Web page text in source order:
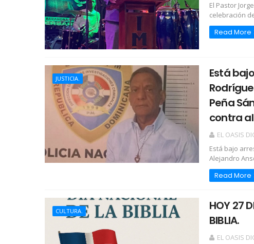
El Pastor
celebración
Read More
JUSTICIA.
Está
Peña
contra
EL OASIS
Está bajo
Alejandro
Read More
CULTURA.
HOY 27
BIBLIA.
EL OASIS